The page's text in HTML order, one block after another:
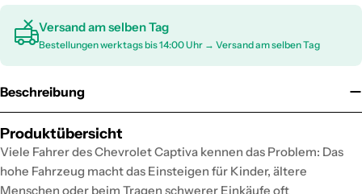
Versand am selben Tag
Bestellungen werktags bis 14:00 Uhr → Versand am selben Tag
Beschreibung
Produktübersicht
Viele Fahrer des Chevrolet Captiva kennen das Problem: Das
hohe Fahrzeug macht das Einsteigen für Kinder, ältere
Menschen oder beim Tragen schwerer Einkäufe oft